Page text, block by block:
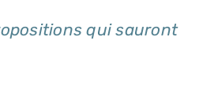
qui sauront